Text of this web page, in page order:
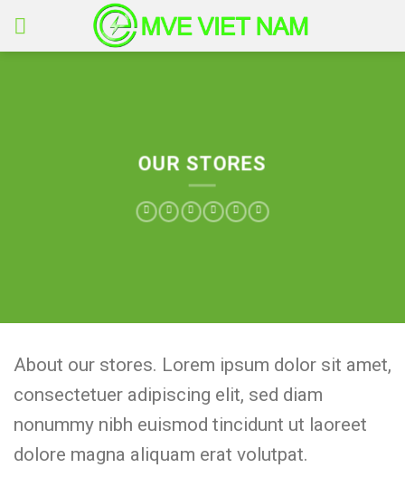
content
OUR STORES
About our stores. Lorem ipsum dolor sit amet,
consectetuer adipiscing elit, sed diam
nonummy nibh euismod tincidunt ut laoreet
dolore magna aliquam erat volutpat.